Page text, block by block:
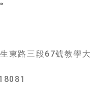
東路三段67號教學大